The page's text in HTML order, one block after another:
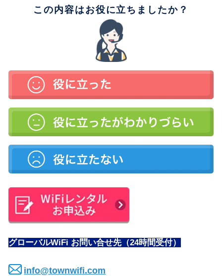
この内容はお役に立ちましたか？
グローバルWiFi お問い合せ先（24時間受付）
info@townwifi.com